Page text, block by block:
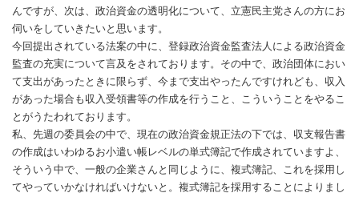
んですが、次は、政治資金の透明化について、立憲民主党さんの方にお
伺いをしていきたいと思います。
今回提出されている法案の中に、登録政治資金監査法人による政治資金
監査の充実について言及をされております。その中で、政治団体におい
て支出があったときに限らず、今まで支出やったんですけれども、収入
があった場合も収入受領書等の作成を行うこと、こういうことをやるこ
とがうたわれております。
私、先週の委員会の中で、現在の政治資金規正法の下では、収支報告書
の作成はいわゆるお小遣い帳レベルの単式簿記で作成されていますよ、
そういう中で、一般の企業さんと同じように、複式簿記、これを採用し
てやっていかなければいけないと。複式簿記を採用することによりまし